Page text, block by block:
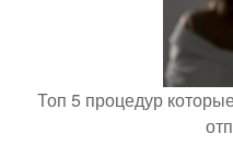
Топ 5 процедур